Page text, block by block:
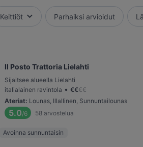
Keittiöt Parhaiksi arvioidut
Il Posto Trattoria Lielahti
Sijaitsee alueella Lielahti
italialainen ravintola • €€€€
Ateriat: Lounas, Illallinen, Sunnuntailounas
5.0/6 58 arvostelua
Avoinna sunnuntaisin